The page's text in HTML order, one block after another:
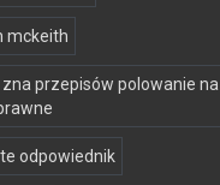
mckeith
zna przepisów polowanie na
odpowiednik